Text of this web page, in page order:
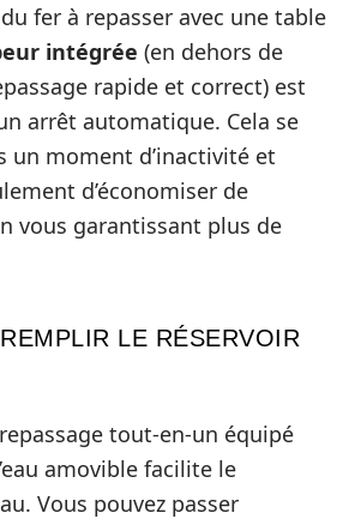
fer à repasser avec une table
intégrée (en dehors de
rapide et correct) est
arrêt automatique. Cela se
un moment d’inactivité et
d’économiser de
vous garantissant plus de
LE RÉSERVOIR
tout-en-un équipé
amovible facilite le
Vous pouvez passer